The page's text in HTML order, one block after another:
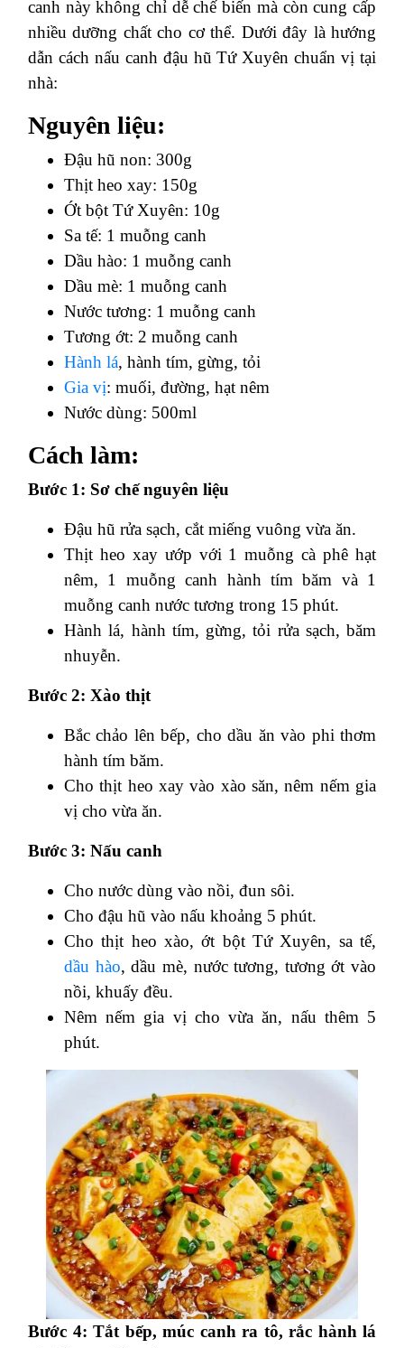
canh này không chỉ dễ chế biến mà còn cung cấp
nhiều dưỡng chất cho cơ thể. Dưới đây là hướng
dẫn cách nấu canh đậu hũ Tứ Xuyên chuẩn vị tại
nhà:
Nguyên liệu:
Đậu hũ non: 300g
Thịt heo xay: 150g
Ớt bột Tứ Xuyên: 10g
Sa tế: 1 muỗng canh
Dầu hào: 1 muỗng canh
Dầu mè: 1 muỗng canh
Nước tương: 1 muỗng canh
Tương ớt: 2 muỗng canh
Hành lá, hành tím, gừng, tỏi
Gia vị: muối, đường, hạt nêm
Nước dùng: 500ml
Cách làm:
Bước 1: Sơ chế nguyên liệu
Đậu hũ rửa sạch, cắt miếng vuông vừa ăn.
Thịt heo xay ướp với 1 muỗng cà phê hạt
nêm, 1 muỗng canh hành tím băm và 1
muỗng canh nước tương trong 15 phút.
Hành lá, hành tím, gừng, tỏi rửa sạch, băm
nhuyễn.
Bước 2: Xào thịt
Bắc chảo lên bếp, cho dầu ăn vào phi thơm
hành tím băm.
Cho thịt heo xay vào xào săn, nêm nếm gia
vị cho vừa ăn.
Bước 3: Nấu canh
Cho nước dùng vào nồi, đun sôi.
Cho đậu hũ vào nấu khoảng 5 phút.
Cho thịt heo xào, ớt bột Tứ Xuyên, sa tế,
dầu hào, dầu mè, nước tương, tương ớt vào
nồi, khuấy đều.
Nêm nếm gia vị cho vừa ăn, nấu thêm 5
phút.
Bước 4: Tắt bếp, múc canh ra tô, rắc hành lá